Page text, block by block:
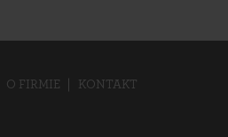
O FIRMIE KONTAKT